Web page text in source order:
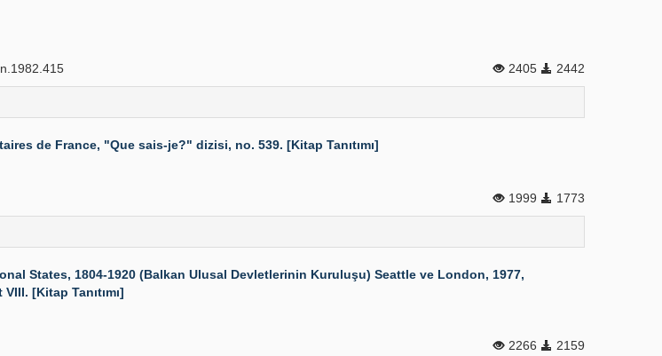
2405 2442
de France, "Que sais-je?" dizisi, no. 539. [Kitap Tanıtımı]
1999 1773
States, 1804-1920 (Balkan Ulusal Devletlerinin Kuruluşu) Seattle ve London, 1977,
[Kitap Tanıtımı]
2266 2159